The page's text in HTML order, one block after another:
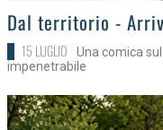
>
Dal territorio -
15 LUGLIO
Una comica
impenetrabile